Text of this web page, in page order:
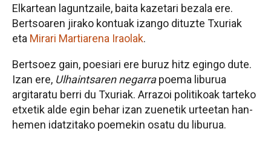
Elkartean laguntzaile, baita kazetari bezala ere.
Bertsoaren jirako kontuak izango dituzte Txuriak
eta Mirari Martiarena Iraolak.
Bertsoez gain, poesiari ere buruz hitz egingo dute.
Izan ere, Ulhaintsaren negarrapoema liburua
argitaratu berri du Txuriak. Arrazoi politikoak tarteko
etxetik alde egin behar izan zuenetik urteetan han-
hemen idatzitako poemekin osatu du liburua.